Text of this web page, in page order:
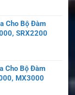
Cho Bộ Đàm
SRX2200
Cho Bộ Đàm
MX3000